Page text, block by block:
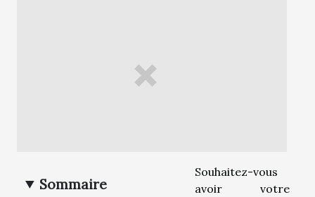
Sommaire
Souhaitez-vous
avoir votre